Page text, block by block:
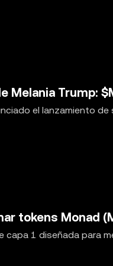
mejoras e
Melania Trump:
el lanzamiento de
tokens Monad
1 diseñada para
de feb